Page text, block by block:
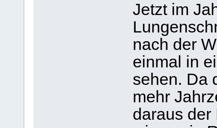
Jetzt im
nach der
einmal in
sehen. Da
mehr
daraus